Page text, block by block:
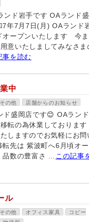
ンド岩手です OAランド盛
7年7月7日(月) OAランド
オープンいたします 今
意いたしましてみなさま
事を読む
中
その他 店舗からのお知らせ
ド盛岡店です😊 OAランド
転の為休業しております
しますのでお気軽にお問
転先は 紫波町へ6月頃オ
品数の豊富さ …
この記事
ル
その他 オフィス家具
コピー